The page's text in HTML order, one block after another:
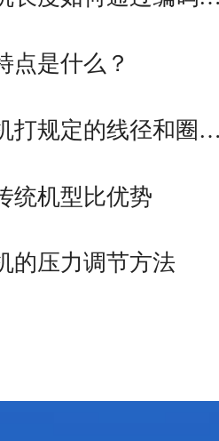
点是什么？
打规定的线径和圈
统机型比优势
的压力调节方法